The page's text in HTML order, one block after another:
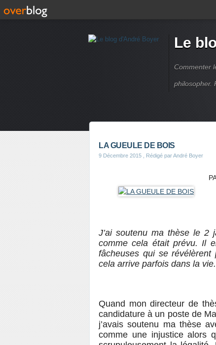
Le
Commenter
philosopher.
LA GUEULE DE BOIS
9 Décembre 2015 , Rédigé par André Boyer
J’ai soutenu ma thèse le 2
comme cela était prévu. Il
fâcheuses qui se
cela arrive parfois dans la vie.
Quand mon directeur de
candidature à un poste de
j’avais soutenu ma thèse
comme une injustice alors